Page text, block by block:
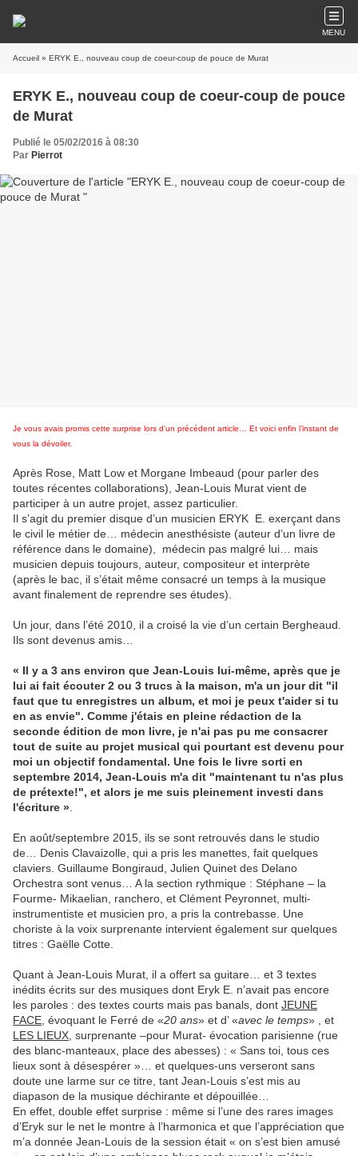
MENU
Accueil » ERYK E., nouveau coup de coeur-coup de pouce de Murat
ERYK E., nouveau coup de coeur-coup de pouce
de Murat
Publié le 05/02/2016 à 08:30
Par Pierrot
Je vous avais promis cette surprise lors d’un précédent article… Et voici enfin l’instant de
vous la dévoiler.
Après Rose, Matt Low et Morgane Imbeaud (pour parler des
toutes récentes collaborations), Jean-Louis Murat vient de
participer à un autre projet, assez particulier.
Il s’agit du premier disque d’un musicien ERYK E. exerçant dans
le civil le métier de… médecin anesthésiste (auteur d’un livre de
référence dans le domaine), médecin pas malgré lui… mais
musicien depuis toujours, auteur, compositeur et interprète
(après le bac, il s’était même consacré un temps à la musique
avant finalement de reprendre ses études).
Un jour, dans l’été 2010, il a croisé la vie d’un certain Bergheaud.
Ils sont devenus amis…
« Il y a 3 ans environ que Jean-Louis lui-même, après que je
lui ai fait écouter 2 ou 3 trucs à la maison, m'a un jour dit "il
faut que tu enregistres un album, et moi je peux t'aider si tu
en as envie". Comme j'étais en pleine rédaction de la
seconde édition de mon livre, je n'ai pas pu me consacrer
tout de suite au projet musical qui pourtant est devenu pour
moi un objectif fondamental. Une fois le livre sorti en
septembre 2014, Jean-Louis m'a dit "maintenant tu n'as plus
de prétexte!", et alors je me suis pleinement investi dans
l'écriture »
En août/septembre 2015, ils se sont retrouvés dans le studio
de… Denis Clavaizolle, qui a pris les manettes, fait quelques
claviers. Guillaume Bongiraud, Julien Quinet des Delano
Orchestra sont venus… A la section rythmique : Stéphane – la
Fourme- Mikaelian, ranchero, et Clément Peyronnet, multi-
instrumentiste et musicien pro, a pris la contrebasse. Une
choriste à la voix surprenante intervient également sur quelques
titres : Gaëlle Cotte.
Quant à Jean-Louis Murat, il a offert sa guitare… et 3 textes
inédits écrits sur des musiques dont Eryk E. n’avait pas encore
les paroles : des textes courts mais pas banals, dont JEUNE
FACE , évoquant le Ferré de «20 ans» et d’ «avec le temps» , et
LES LIEUX , surprenante –pour Murat- évocation parisienne (rue
des blanc-manteaux, place des abesses) : « Sans toi, tous ces
lieux sont à désespérer »… et quelques-uns verseront sans
doute une larme sur ce titre, tant Jean-Louis s’est mis au
diapason de la musique déchirante et dépouillée…
En effet, double effet surprise : même si l’une des rares images
d’Eryk sur le net le montre à l’harmonica et que l’appréciation que
m’a donnée Jean-Louis de la session était « on s’est bien amusé